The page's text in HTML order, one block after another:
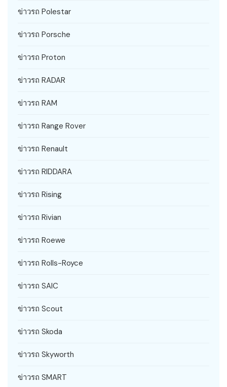
ข่าวรถ Polestar
ข่าวรถ Porsche
ข่าวรถ Proton
ข่าวรถ RADAR
ข่าวรถ RAM
ข่าวรถ Range Rover
ข่าวรถ Renault
ข่าวรถ RIDDARA
ข่าวรถ Rising
ข่าวรถ Rivian
ข่าวรถ Roewe
ข่าวรถ Rolls-Royce
ข่าวรถ SAIC
ข่าวรถ Scout
ข่าวรถ Skoda
ข่าวรถ Skyworth
ข่าวรถ SMART